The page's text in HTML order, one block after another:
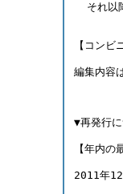
それ以
【コンビ
編集内容
▼再発行
【年内の
2011年